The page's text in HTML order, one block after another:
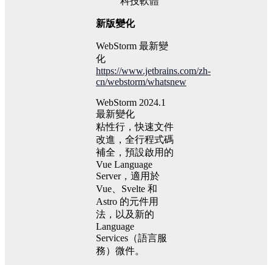
新版變化
WebStorm 最新變
化
https://www.jetbrains.com/zh-
cn/webstorm/whatsnew
WebStorm 2024.1
最新變化
粘性行，快速文件
改進，全行程式碼
補全，預設啟用的
Vue Language
Server，適用於
Vue、Svelte 和
Astro 的元件用
法，以及新的
Language
Services（語言服
務）微件。